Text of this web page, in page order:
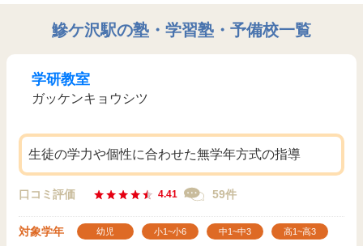
鰺ケ沢駅の塾・学習塾・予備校一覧
学研教室
ガッケンキョウシツ
生徒の学力や個性に合わせた無学年方式の指導
口コミ評価 4.41 59件
対象学年 幼児 小1~小6 中1~中3 高1~高3